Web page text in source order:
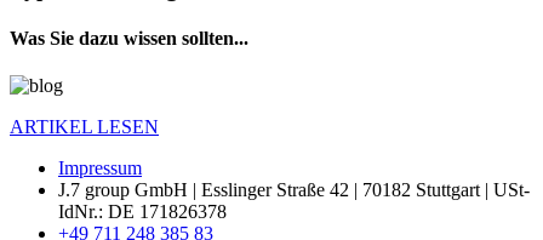
Was Sie dazu wissen sollten...
ARTIKEL LESEN
Impressum
J.7 group GmbH | Esslinger Straße 42 | 70182 Stuttgart | USt-
IdNr.: DE 171826378
+49 711 248 385 83